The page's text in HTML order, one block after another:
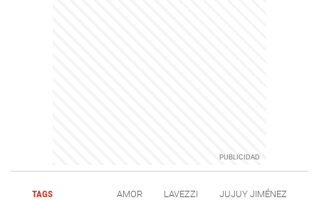
TAGS AMOR LAVEZZI JUJUY JIMÉNEZ